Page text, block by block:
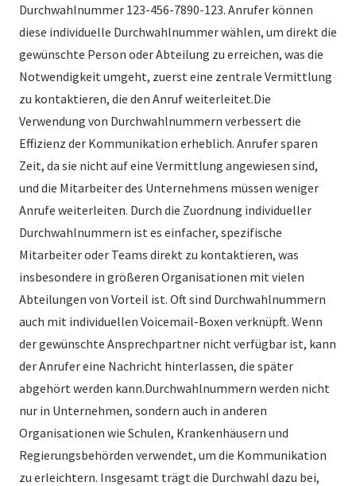
Durchwahlnummer 123-456-7890-123. Anrufer können
diese individuelle Durchwahlnummer wählen, um direkt die
gewünschte Person oder Abteilung zu erreichen, was die
Notwendigkeit umgeht, zuerst eine zentrale Vermittlung
zu kontaktieren, die den Anruf weiterleitet.Die
Verwendung von Durchwahlnummern verbessert die
Effizienz der Kommunikation erheblich. Anrufer sparen
Zeit, da sie nicht auf eine Vermittlung angewiesen sind,
und die Mitarbeiter des Unternehmens müssen weniger
Anrufe weiterleiten. Durch die Zuordnung individueller
Durchwahlnummern ist es einfacher, spezifische
Mitarbeiter oder Teams direkt zu kontaktieren, was
insbesondere in größeren Organisationen mit vielen
Abteilungen von Vorteil ist. Oft sind Durchwahlnummern
auch mit individuellen Voicemail-Boxen verknüpft. Wenn
der gewünschte Ansprechpartner nicht verfügbar ist, kann
der Anrufer eine Nachricht hinterlassen, die später
abgehört werden kann.Durchwahlnummern werden nicht
nur in Unternehmen, sondern auch in anderen
Organisationen wie Schulen, Krankenhäusern und
Regierungsbehörden verwendet, um die Kommunikation
zu erleichtern. Insgesamt trägt die Durchwahl dazu bei,